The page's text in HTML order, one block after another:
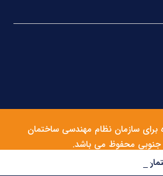
برای سازمان نظام مهندسی ساختمان
جنوبی محفوظ می باشد.